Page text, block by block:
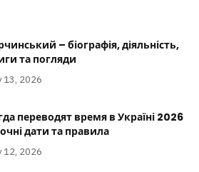
– біографія, діяльність,
та погляди
13, 2026
переводят время в Україні 2026
дати та правила
12, 2026